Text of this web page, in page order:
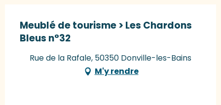
Meublé de tourisme > Les Chardons
Bleus n°32
Rue de la Rafale, 50350 Donville-les-Bains
M'y rendre